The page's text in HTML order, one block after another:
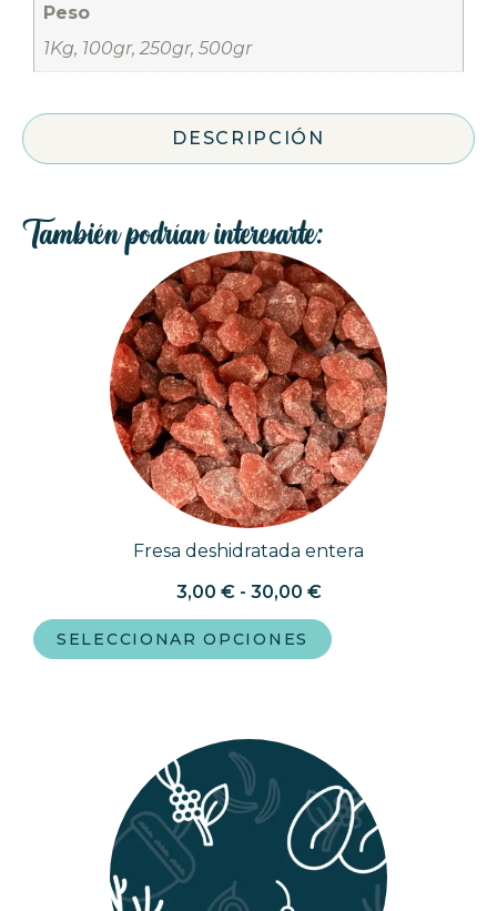
DESCRIPCIÓN
Peso
1Kg, 100gr, 250gr, 500gr
También podrían interesarte:
Fresa deshidratada entera
3,00 € - 30,00 €
SELECCIONAR OPCIONES